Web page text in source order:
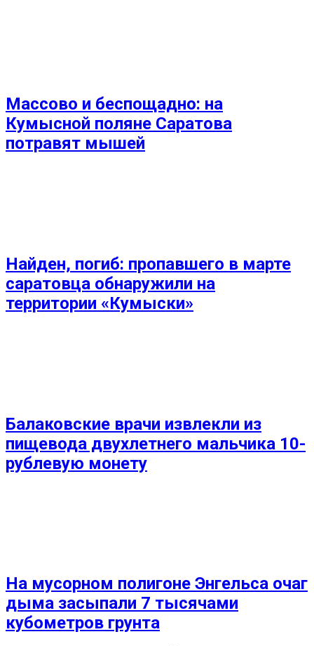
Массово и беспощадно: на
Кумысной поляне Саратова
потравят мышей
Найден, погиб: пропавшего в марте
саратовца обнаружили на
территории «Кумыски»
Балаковские врачи извлекли из
пищевода двухлетнего мальчика 10-
рублевую монету
На мусорном полигоне Энгельса очаг
дыма засыпали 7 тысячами
кубометров грунта